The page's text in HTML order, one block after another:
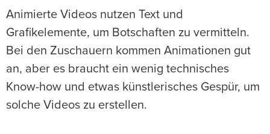
Animierte Videos nutzen Text und
Grafikelemente, um Botschaften zu vermitteln.
Bei den Zuschauern kommen Animationen gut
an, aber es braucht ein wenig technisches
Know-how und etwas künstlerisches Gespür, um
solche Videos zu erstellen.